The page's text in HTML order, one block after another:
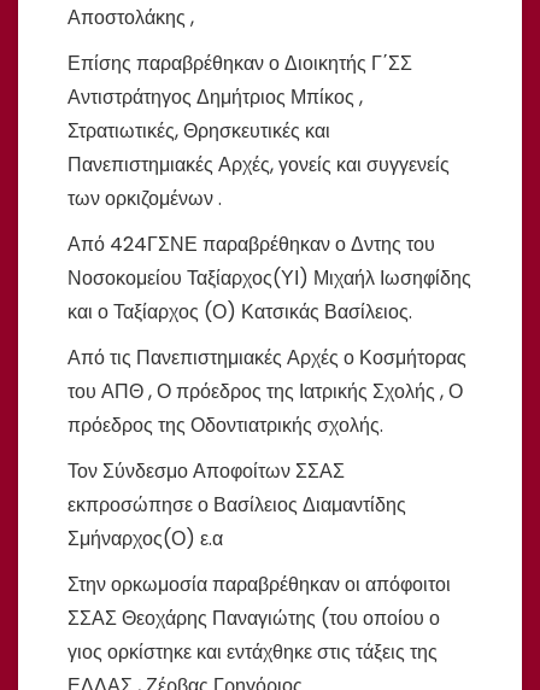
Αποστολάκης ,
Επίσης παραβρέθηκαν ο Διοικητής Γ΄ΣΣ
Αντιστράτηγος Δημήτριος Μπίκος ,
Στρατιωτικές, Θρησκευτικές και
Πανεπιστημιακές Αρχές, γονείς και συγγενείς
των ορκιζομένων .
Από 424ΓΣΝΕ παραβρέθηκαν ο Δντης του
Νοσοκομείου Ταξίαρχος(ΥΙ) Μιχαήλ Ιωσηφίδης
και ο Ταξίαρχος (Ο) Κατσικάς Βασίλειος.
Από τις Πανεπιστημιακές Αρχές ο Κοσμήτορας
του ΑΠΘ , Ο πρόεδρος της Ιατρικής Σχολής , Ο
πρόεδρος της Οδοντιατρικής σχολής.
Τον Σύνδεσμο Αποφοίτων ΣΣΑΣ
εκπροσώπησε ο Βασίλειος Διαμαντίδης
Σμήναρχος(Ο) ε.α
Στην ορκωμοσία παραβρέθηκαν οι απόφοιτοι
ΣΣΑΣ Θεοχάρης Παναγιώτης (του οποίου ο
γιος ορκίστηκε και εντάχθηκε στις τάξεις της